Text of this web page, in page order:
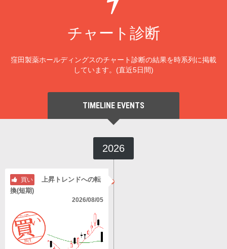
チャート診断
窪田製薬ホールディングスのチャート診断の結果を時系列に掲載
しています。(直近5日間)
TIMELINE EVENTS
2026
買い
上昇トレンドへの転
換(短期)
2026/08/05